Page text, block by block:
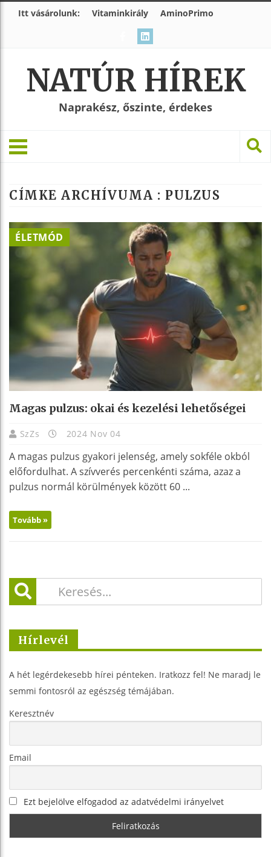
Itt vásárolunk: Vitaminkirály AminoPrimo
NATÚR HÍREK
Naprakész, őszinte, érdekes
CÍMKE ARCHÍVUMA : PULZUS
ÉLETMÓD
Magas pulzus: okai és kezelési lehetőségei
SzZs 2024 Nov 04
A magas pulzus gyakori jelenség, amely sokféle okból
előfordulhat. A szívverés percenkénti száma, azaz a
pulzus normál körülmények között 60 ...
Tovább »
Hírlevél
A hét legérdekesebb hírei pénteken. Iratkozz fel! Ne maradj le
semmi fontosról az egészség témájában.
Keresztnév
Email
Ezt bejelölve elfogadod az adatvédelmi irányelvet